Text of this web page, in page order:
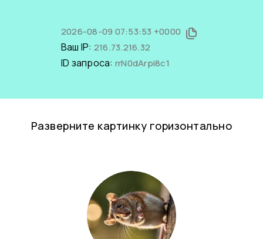
2026-08-09 07:53:53 +0000
Ваш IP: 216.73.216.32
ID запроса: rrN0dArpi8c1
Разверните картинку горизонтально